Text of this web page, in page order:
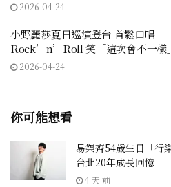
2026-04-24
小野麗莎夏日巡演登台 首鬆口唱
Rock’n’Roll 笑「這次會不一樣」
2026-04-24
你可能想看
易桀齊54歲生日「行
台北20年成長回憶
4 天 前